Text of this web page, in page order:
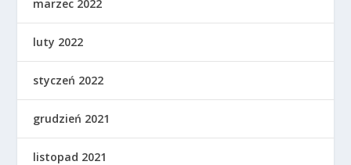
marzec 2022
luty 2022
styczeń 2022
grudzień 2021
listopad 2021